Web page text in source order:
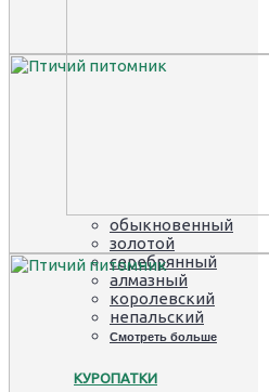
обыкновенный
золотой
серебрянный
алмазный
королевский
непальский
Смотреть больше
КУРОПАТКИ